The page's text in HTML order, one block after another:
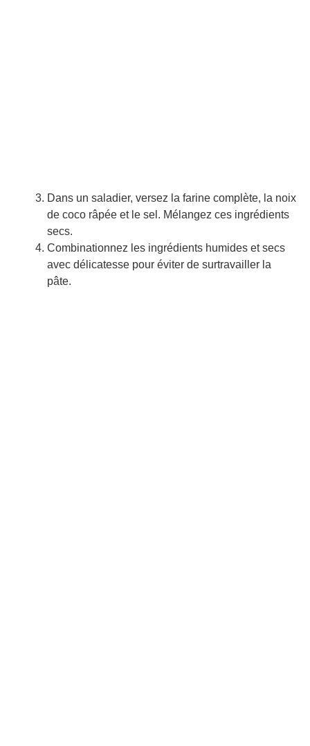
Dans un saladier, versez la farine complète, la noix
de coco râpée et le sel. Mélangez ces ingrédients
secs.
Combinationnez les ingrédients humides et secs
avec délicatesse pour éviter de surtravailler la
pâte.